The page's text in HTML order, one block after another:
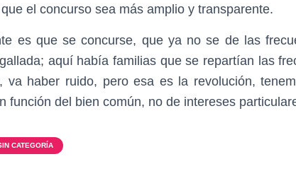
el concurso sea más amplio y transparente.
es que se concurse, que ya no se de las
aquí había familias que se repartían las
va haber ruido, pero esa es la revolución,
función del bien común, no de intereses
CATEGORÍA